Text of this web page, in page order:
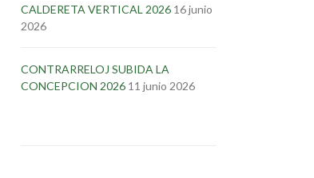
CALDERETA VERTICAL 2026 16 junio
2026
CONTRARRELOJ SUBIDA LA
CONCEPCION 2026 11 junio 2026